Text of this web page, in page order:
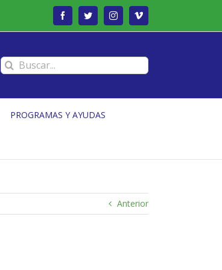
FacebookTwitterInstagramVimeo
Buscar:
PROGRAMAS Y AYUDAS
Anterior